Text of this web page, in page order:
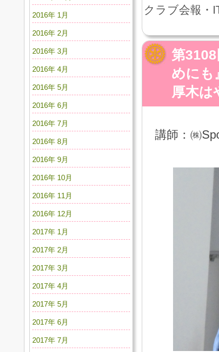
クラブ会報・
第
めにも
厚木は
講師：㈱
2016年 1月
2016年 2月
2016年 3月
2016年 4月
2016年 5月
2016年 6月
2016年 7月
2016年 8月
2016年 9月
2016年 10月
2016年 11月
2016年 12月
2017年 1月
2017年 2月
2017年 3月
2017年 4月
2017年 5月
2017年 6月
2017年 7月